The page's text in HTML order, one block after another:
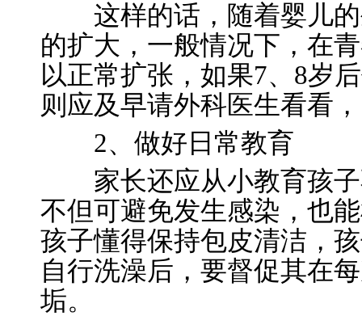
这样的话，随着婴儿的
的扩大，一般情况下，在
以正常扩张，如果7、8岁
则应及早请外科医生看看
2、做好日常教育
家长还应从小教育孩子
不但可避免发生感染，也
孩子懂得保持包皮清洁，
自行洗澡后，要督促其在
垢。